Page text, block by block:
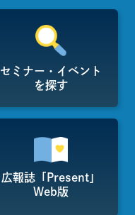
セミナー・イベント
を探す
広報誌「Present」
Web版